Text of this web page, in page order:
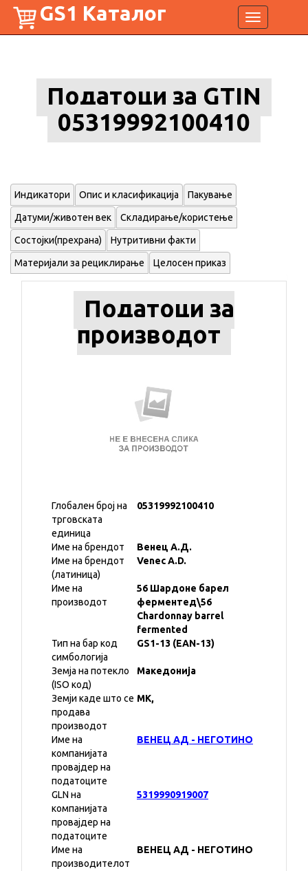
Toggle
navigation
GS1 Каталог
Податоци за GTIN
05319992100410
Индикатори Опис и класификација Пакување
Датуми/животен век Складирање/користење
Состојки(прехрана) Нутритивни факти
Материјали за рециклирање Целосен приказ
Податоци за
производот
Глобален број на
трговската
единица
05319992100410
Име на брендот
Венец А.Д.
Име на брендот
(латиница)
Venec A.D.
Име на
производот
56 Шардоне барел
ферментед\56
Chardonnay barrel
fermented
Тип на бар код
симбологија
GS1-13 (EAN-13)
Земја на потекло
(ISO код)
Македонија
Земји каде што се
продава
производот
MK,
Име на
компанијата
провајдер на
податоците
ВЕНЕЦ АД - НЕГОТИНО
GLN на
компанијата
провајдер на
податоците
5319990919007
Име на
производителот
ВЕНЕЦ АД - НЕГОТИНО